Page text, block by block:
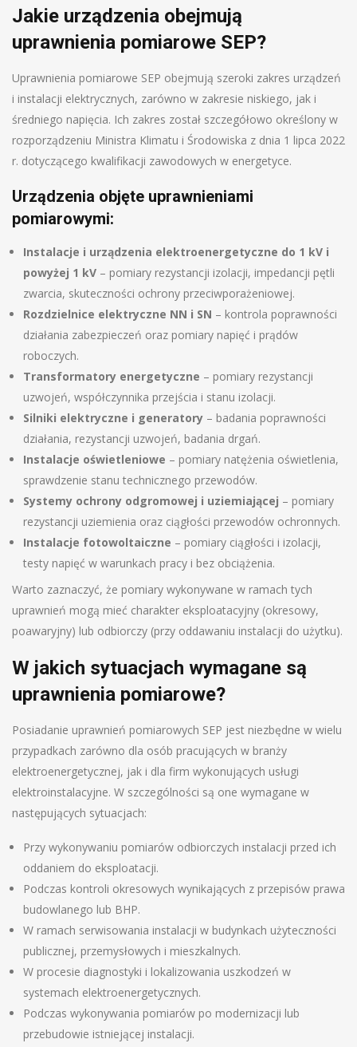
Jakie urządzenia obejmują
uprawnienia pomiarowe SEP?
Uprawnienia pomiarowe SEP obejmują szeroki zakres urządzeń
i instalacji elektrycznych, zarówno w zakresie niskiego, jak i
średniego napięcia. Ich zakres został szczegółowo określony w
rozporządzeniu Ministra Klimatu i Środowiska z dnia 1 lipca 2022
r. dotyczącego kwalifikacji zawodowych w energetyce.
Urządzenia objęte uprawnieniami
pomiarowymi:
Instalacje i urządzenia elektroenergetyczne do 1 kV i
powyżej 1 kV – pomiary rezystancji izolacji, impedancji pętli
zwarcia, skuteczności ochrony przeciwporażeniowej.
Rozdzielnice elektryczne NN i SN – kontrola poprawności
działania zabezpieczeń oraz pomiary napięć i prądów
roboczych.
Transformatory energetyczne – pomiary rezystancji
uzwojeń, współczynnika przejścia i stanu izolacji.
Silniki elektryczne i generatory – badania poprawności
działania, rezystancji uzwojeń, badania drgań.
Instalacje oświetleniowe – pomiary natężenia oświetlenia,
sprawdzenie stanu technicznego przewodów.
Systemy ochrony odgromowej i uziemiającej – pomiary
rezystancji uziemienia oraz ciągłości przewodów ochronnych.
Instalacje fotowoltaiczne – pomiary ciągłości i izolacji,
testy napięć w warunkach pracy i bez obciążenia.
Warto zaznaczyć, że pomiary wykonywane w ramach tych
uprawnień mogą mieć charakter eksploatacyjny (okresowy,
poawaryjny) lub odbiorczy (przy oddawaniu instalacji do użytku).
W jakich sytuacjach wymagane są
uprawnienia pomiarowe?
Posiadanie uprawnień pomiarowych SEP jest niezbędne w wielu
przypadkach zarówno dla osób pracujących w branży
elektroenergetycznej, jak i dla firm wykonujących usługi
elektroinstalacyjne. W szczególności są one wymagane w
następujących sytuacjach:
Przy wykonywaniu pomiarów odbiorczych instalacji przed ich
oddaniem do eksploatacji.
Podczas kontroli okresowych wynikających z przepisów prawa
budowlanego lub BHP.
W ramach serwisowania instalacji w budynkach użyteczności
publicznej, przemysłowych i mieszkalnych.
W procesie diagnostyki i lokalizowania uszkodzeń w
systemach elektroenergetycznych.
Podczas wykonywania pomiarów po modernizacji lub
przebudowie istniejącej instalacji.